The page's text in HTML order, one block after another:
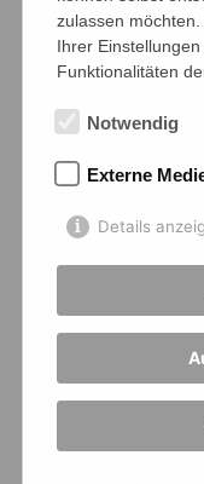
zulassen
Ihrer
Funktionalitäten
Notwendig
Externe
Details